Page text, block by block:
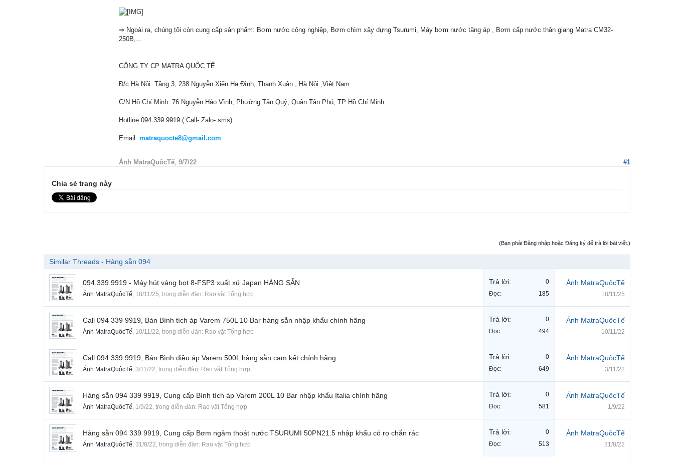
⇒ Ngoài ra, chúng tôi còn cung cấp sản phẩm: Bơm nước công nghiệp, Bơm chìm xây dựng Tsurumi, Máy bơm nước tăng áp , Bơm cấp nước thân giang Matra CM32-
250B,...
CÔNG TY CP MATRA QUỐC TẾ
Đ/c Hà Nội: Tầng 3, 238 Nguyễn Xiển Hạ Đình, Thanh Xuân , Hà Nội ,Việt Nam
C/N Hồ Chí Minh: 76 Nguyễn Háo Vĩnh, Phường Tân Quý, Quận Tân Phú, TP Hồ Chí Minh
Hotline 094 339 9919 ( Call- Zalo- sms)
Email: matraquocte8@gmail.com
Ánh MatraQuôcTế, 9/7/22 #1
Chia sẻ trang này
(Bạn phải Đăng nhập hoặc Đăng ký để trả lời bài viết.)
Similar Threads - Hàng sẵn 094
094.339.9919 - Máy hút váng bọt 8-FSP3 xuất xứ Japan HÀNG SẴN
Ánh MatraQuôcTế, 18/11/25, trong diễn đàn: Rao vặt Tổng hợp
Trả lời:
0
Đọc:
185
Ánh MatraQuôcTế
18/11/25
Call 094 339 9919, Bán Bình tích áp Varem 750L 10 Bar hàng sẵn nhập khẩu chính hãng
Ánh MatraQuôcTế, 10/11/22, trong diễn đàn: Rao vặt Tổng hợp
Trả lời:
0
Đọc:
494
Ánh MatraQuôcTế
10/11/22
Call 094 339 9919, Bán Bình điều áp Varem 500L hàng sẵn cam kết chính hãng
Ánh MatraQuôcTế, 3/11/22, trong diễn đàn: Rao vặt Tổng hợp
Trả lời:
0
Đọc:
649
Ánh MatraQuôcTế
3/11/22
Hàng sẵn 094 339 9919, Cung cấp Bình tích áp Varem 200L 10 Bar nhập khẩu Italia chính hãng
Ánh MatraQuôcTế, 1/9/22, trong diễn đàn: Rao vặt Tổng hợp
Trả lời:
0
Đọc:
581
Ánh MatraQuôcTế
1/9/22
Hàng sẵn 094 339 9919, Cung cấp Bơm ngâm thoát nước TSURUMI 50PN21.5 nhập khẩu có rọ chắn rác
Ánh MatraQuôcTế, 31/8/22, trong diễn đàn: Rao vặt Tổng hợp
Trả lời:
0
Đọc:
513
Ánh MatraQuôcTế
31/8/22